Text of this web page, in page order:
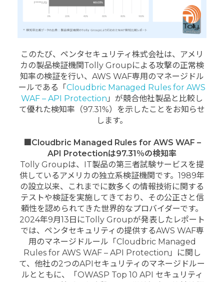
このたび、ペンタセキュリティ株式会社は、アメリ
カの製品検証機関Tolly Groupによる攻撃の正常検
知率の検証を行い、AWS WAF専用のマネージドル
ールである「Cloudbric Managed Rules for AWS
WAF – API Protection 」が競合他社製品と比較し
て優れた検知率（97.31%）を示したことをお知らせ
します。
■Cloudbric Managed Rules for AWS WAF –
API Protectionは97.31％の検知率
Tolly Groupは、IT製品の第三者試験サービスを提
供しているアメリカの独立系検証機関です。1989年
の設立以来、これまでに数多くの情報技術に関する
テストや検証を実施してきており、その公正さと信
頼性を認められてきた世界的なプロバイダーです。
2024年9月13日にTolly Groupが発表したレポート
では、ペンタセキュリティの提供するAWS WAF専
用のマネージドルール「Cloudbric Managed
Rules for AWS WAF – API Protection」に関し
て、他社の2つのAPIセキュリティのマネージドルー
ルとともに、「OWASP Top 10 API セキュリティ